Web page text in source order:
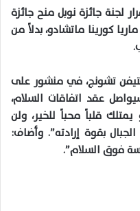
لجنة جائزة نوبل منح جائزة
كورينا ماتشادو، بدلاً من
تشونج، في منشور على
عقد اتفاقات السلام،
يمتلك قلباً محباً للخير، ولن
بقوة إرادته”. وأضاف:
فوق السلام”.